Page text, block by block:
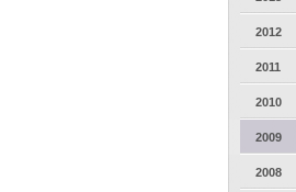
2012
2011
2010
2009
2008